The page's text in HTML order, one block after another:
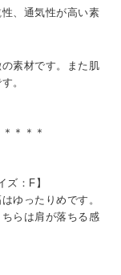
、通気性が高い素
素材です。また肌
。
＊＊＊
：F】
ゆったりめです。
らは肩が落ちる感